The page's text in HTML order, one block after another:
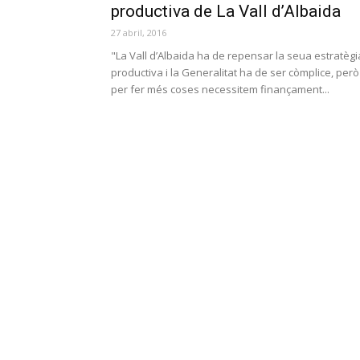
productiva de La Vall d’Albaida
27 abril, 2016
"La Vall d’Albaida ha de repensar la seua
productiva i la Generalitat ha de ser còmplice, però
per fer més coses necessitem finançament...